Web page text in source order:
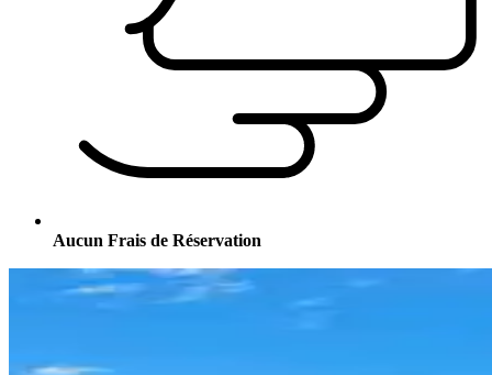
Aucun Frais de Réservation